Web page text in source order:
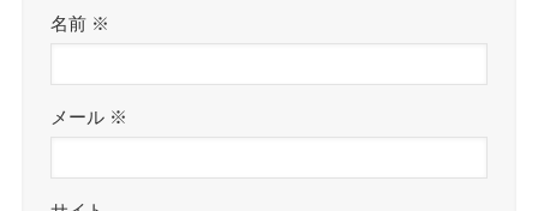
名前 ※
メール ※